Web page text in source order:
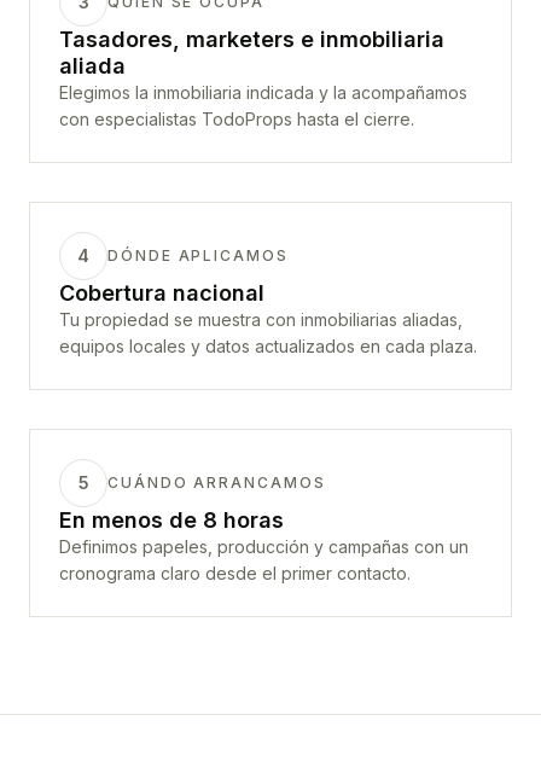
Tasadores, marketers e inmobiliaria
aliada
Elegimos la inmobiliaria indicada y la acompañamos
con especialistas TodoProps hasta el cierre.
4 DÓNDE APLICAMOS
Cobertura nacional
Tu propiedad se muestra con inmobiliarias aliadas,
equipos locales y datos actualizados en cada plaza.
5 CUÁNDO ARRANCAMOS
En menos de 8 horas
Definimos papeles, producción y campañas con un
cronograma claro desde el primer contacto.